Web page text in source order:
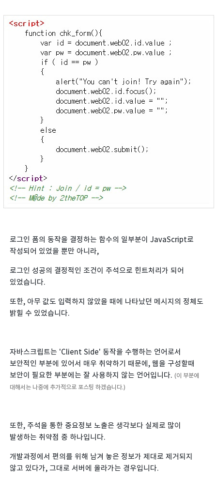
로그인 폼의 동작을 결정하는 함수의 일부분이 JavaScript로
작성되어 있었을 뿐만 아니라,
로그인 성공의 결정적인 조건이 주석으로 힌트처리가 되어
있었습니다.
또한, 아무 값도 입력하지 않았을 때에 나타났던 메시지의 정체도
밝힐 수 있었습니다.
자바스크립트는 'Client Side' 동작을 수행하는 언어로서
보안적인 부분에 있어서 매우 취약하기 때문에, 웹을 구성할때
보안이 필요한 부분에는 잘 사용하지 않는 언어입니다. (이 부분에
대해서는 나중에 추가적으로 포스팅 하겠습니다.)
또한, 주석을 통한 중요정보 노출은 생각보다 실제로 많이
발생하는 취약점 중 하나입니다.
개발과정에서 편의를 위해 남겨 놓은 정보가 제대로 제거되지
않고 있다가, 그대로 서버에 올라가는 경우입니다.